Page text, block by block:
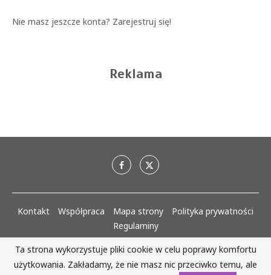
Nie masz jeszcze konta? Zarejestruj się!
Reklama
Kontakt Współpraca Mapa strony
Polityka prywatności
Regulaminy
AlejaKobiet.pl @2020 - 2023 Wszystkie prawa zastrzeżone. | Realizacja:
www.woh.group
Ta strona wykorzystuje pliki cookie w celu poprawy komfortu
użytkowania. Zakładamy, że nie masz nic przeciwko temu, ale